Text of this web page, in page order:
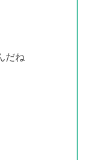
だね